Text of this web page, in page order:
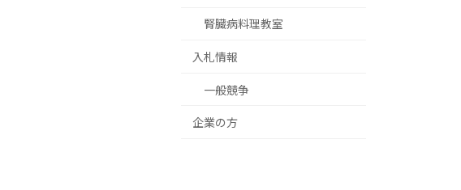
腎臓病料理教室
入札情報
一般競争
企業の方